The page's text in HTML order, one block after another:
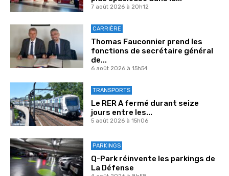
7 août 2026 à 20h12
CARRIÈRE
Thomas Fauconnier prend les
fonctions de secrétaire général
de...
6 août 2026 à 15h54
TRANSPORTS
Le RER A fermé durant seize
jours entre les...
5 août 2026 à 15h06
PARKINGS
Q-Park réinvente les parkings de
La Défense